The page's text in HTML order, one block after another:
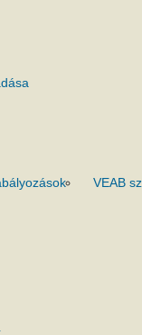
VEAB